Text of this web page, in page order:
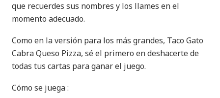
que recuerdes sus nombres y los llames en el
momento adecuado.
Como en la versión para los más grandes, Taco Gato
Cabra Queso Pizza, sé el primero en deshacerte de
todas tus cartas para ganar el juego.
Cómo se juega :